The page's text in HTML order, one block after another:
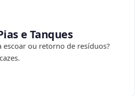
e Tanques
ou retorno de resíduos?